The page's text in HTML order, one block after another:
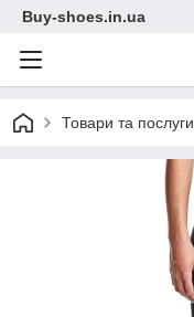
Buy-shoes.in.ua
Товари та послуги